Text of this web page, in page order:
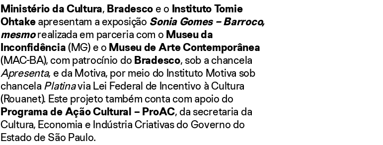
Ministério da Cultura, Bradesco e o Instituto Tomie
Ohtakeapresentam a exposição Sonia Gomes – Barroco,
mesmorealizada em parceria com o Museu da
Inconfidência(MG) e o Museu de Arte Contemporânea
(MAC-BA), com patrocínio do Bradesco, sob a chancela
Apresenta, e da Motiva, por meio do Instituto Motiva sob
chancela Platinavia Lei Federal de Incentivo à Cultura
(Rouanet). Este projeto também conta com apoio do
Programa de Ação Cultural – ProAC, da secretaria da
Cultura, Economia e Indústria Criativas do Governo do
Estado de São Paulo.